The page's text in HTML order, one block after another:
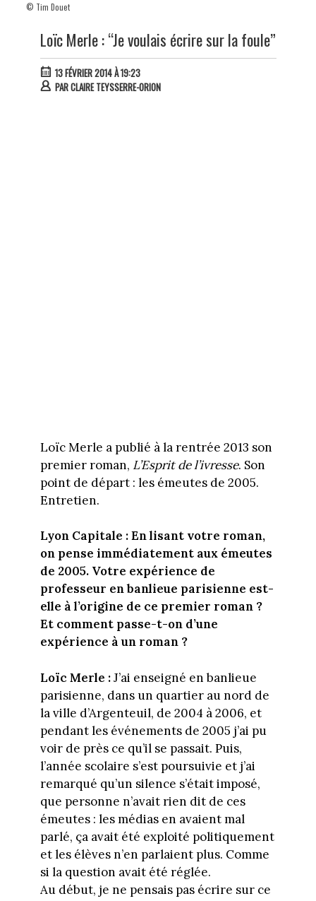
© Tim Douet
Loïc Merle : “Je voulais écrire sur la foule”
13 FÉVRIER 2014 À 19:23
PARCLAIRE TEYSSERRE-ORION
Loïc Merle a publié à la rentrée 2013 son
premier roman, L’Esprit de l’ivresse. Son
point de départ : les émeutes de 2005.
Entretien.
Lyon Capitale : En lisant votre roman,
on pense immédiatement aux émeutes
de 2005. Votre expérience de
professeur en banlieue parisienne est-
elle à l’origine de ce premier roman ?
Et comment passe-t-on d’une
expérience à un roman ?
Loïc Merle :J’ai enseigné en banlieue
parisienne, dans un quartier au nord de
la ville d’Argenteuil, de 2004 à 2006, et
pendant les événements de 2005 j’ai pu
voir de près ce qu’il se passait. Puis,
l’année scolaire s’est poursuivie et j’ai
remarqué qu’un silence s’était imposé,
que personne n’avait rien dit de ces
émeutes : les médias en avaient mal
parlé, ça avait été exploité politiquement
et les élèves n’en parlaient plus. Comme
si la question avait été réglée.
Au début, je ne pensais pas écrire sur ce